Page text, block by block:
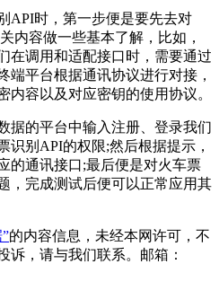
时，第一步便是要先去对
内容做一些基本了解，比如，
在调用和适配接口时，需要通过
端平台根据通讯协议进行对接，
内容以及对应密钥的使用协议。
的平台中输入注册、登录我们
识别API的权限;然后根据提示，
的通讯接口;最后便是对火车票
，完成测试后便可以正常应用其
的内容信息，未经本网许可，不
诉，请与我们联系。邮箱：